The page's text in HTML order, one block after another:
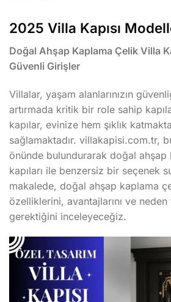
2025 Villa Kapısı
Doğal Ahşap Kaplama Çelik Villa
Güvenli Girişler
Villalar, yaşam alanlarınızın
artırmada kritik bir role sahip
kapılar, evinize hem şıklık
sağlamaktadır. villakapisi.com.tr,
önünde bulundurarak doğal
kapıları ile benzersiz bir seçenek
makalede, doğal ahşap kaplama
özelliklerini, avantajlarını ve
gerektiğini inceleyeceğiz.